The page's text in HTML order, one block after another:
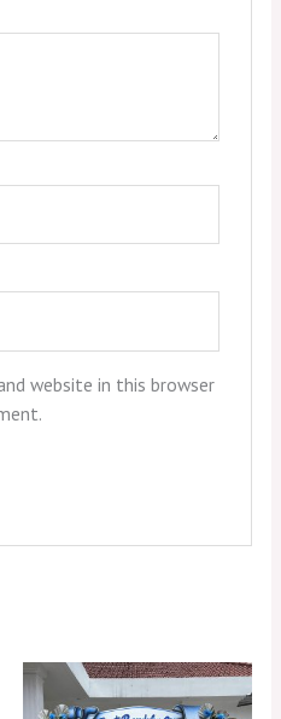
website in this browser